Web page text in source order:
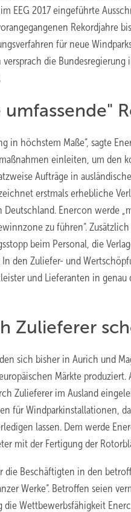
EEG 2017 eingeführte
Rekordjahre
für neue
die
in höchstem Maße“, sagte
einleiten, um den
Aufträge in
erstmals erhebliche
Enercon werde
zu führen“.
beim Personal, die
den Zuliefer- und
und Lieferanten in
Zulieferer
sich bisher in Aurich und
Märkte
Zulieferer im Ausland
für Windparkinstallationen,
lassen. Dem werde
mit der Fertigung der
die Beschäftigten in den
Werke“. Betroffen seien
Wettbewerbsfähigkeit